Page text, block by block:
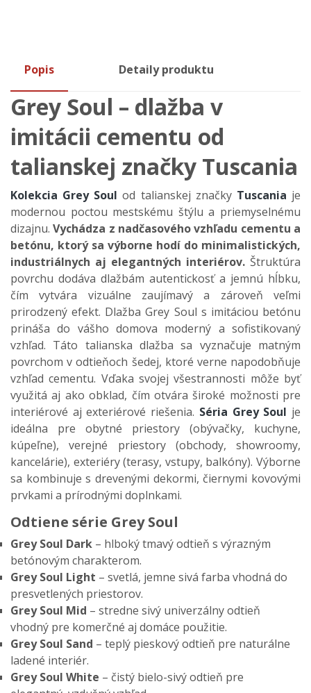
Popis Detaily produktu
Grey Soul – dlažba v
imitácii cementu od
talianskej značky Tuscania
Kolekcia Grey Soul od talianskej značky Tuscania je
modernou poctou mestskému štýlu a priemyselnému
dizajnu.Vychádza z nadčasového vzhľadu cementu a
betónu, ktorý sa výborne hodí do minimalistických,
industriálnych aj elegantných interiérov. Štruktúra
povrchu dodáva dlažbám autentickosť a jemnú hĺbku,
čím vytvára vizuálne zaujímavý a zároveň veľmi
prirodzený efekt. Dlažba Grey Soul s imitáciou betónu
prináša do vášho domova moderný a sofistikovaný
vzhľad. Táto talianska dlažba sa vyznačuje matným
povrchom v odtieňoch šedej, ktoré verne napodobňuje
vzhľad cementu. Vďaka svojej všestrannosti môže byť
využitá aj ako obklad, čím otvára široké možnosti pre
interiérové aj exteriérové riešenia. Séria Grey Soul je
ideálna pre obytné priestory (obývačky, kuchyne,
kúpeľne),verejné priestory (obchody, showroomy,
kancelárie), exteriéry (terasy, vstupy, balkóny).Výborne
sa kombinuje s drevenými dekormi, čiernymi kovovými
prvkami a prírodnými doplnkami.
Odtiene série Grey Soul
Grey Soul Dark – hlboký tmavý odtieň s výrazným
betónovým charakterom.
Grey Soul Light – svetlá, jemne sivá farba vhodná do
presvetlených priestorov.
Grey Soul Mid – stredne sivý univerzálny odtieň
vhodný pre komerčné aj domáce použitie.
Grey Soul Sand – teplý pieskový odtieň pre naturálne
ladené interiér.
Grey Soul White – čistý bielo-sivý odtieň pre